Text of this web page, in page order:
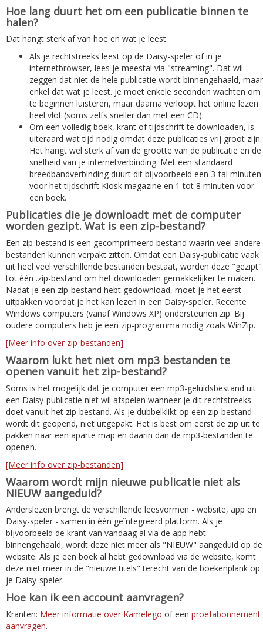
Hoe lang duurt het om een publicatie binnen te
halen?
Dat hangt sterk af van hoe en wat je leest:
Als je rechtstreeks leest op de Daisy-speler of in je
internetbrowser, lees je meestal via "streaming". Dat wil
zeggen dat niet de hele publicatie wordt binnengehaald, maar
enkel dat wat je leest. Je moet enkele seconden wachten om
te beginnen luisteren, maar daarna verloopt het online lezen
heel vlot (soms zelfs sneller dan met een CD).
Om een volledig boek, krant of tijdschrift te downloaden, is
uiteraard wat tijd nodig omdat deze publicaties vrij groot zijn.
Het hangt wel sterk af van de grootte van de publicatie en de
snelheid van je internetverbinding. Met een standaard
breedbandverbinding duurt dit bijvoorbeeld een 3-tal minuten
voor het tijdschrift Kiosk magazine en 1 tot 8 minuten voor
een boek.
Publicaties die je downloadt met de computer
worden gezipt. Wat is een zip-bestand?
Een zip-bestand is een gecomprimeerd bestand waarin veel andere
bestanden kunnen verpakt zitten. Omdat een Daisy-publicatie vaak
uit heel veel verschillende bestanden bestaat, worden deze "gezipt"
tot één .zip-bestand om het downloaden gemakkelijker te maken.
Nadat je een zip-bestand hebt gedownload, moet je het eerst
uitpakken voordat je het kan lezen in een Daisy-speler. Recente
Windows computers (vanaf Windows XP) ondersteunen zip. Bij
oudere computers heb je een zip-programma nodig zoals WinZip.
[Meer info over zip-bestanden]
Waarom lukt het niet om mp3 bestanden te
openen vanuit het zip-bestand?
Soms is het mogelijk dat je computer een mp3-geluidsbestand uit
een Daisy-publicatie niet wil afspelen wanneer je dit rechtstreeks
doet vanuit het zip-bestand. Als je dubbelklikt op een zip-bestand
wordt dit geopend, niet uitgepakt. Het is best om eerst de zip uit te
pakken naar een aparte map en daarin dan de mp3-bestanden te
openen.
[Meer info over zip-bestanden]
Waarom wordt mijn nieuwe publicatie niet als
NIEUW aangeduid?
Anderslezen brengt de verschillende leesvormen - website, app en
Daisy-speler - samen in één geïntegreerd platform. Als je
bijvoorbeeld de krant van vandaag al via de app hebt
binnengehaald, wordt deze niet meer als "NIEUW" aangeduid op de
website. Als je een boek al hebt gedownload via de website, komt
deze niet meer in de "nieuwe titels" terecht van de boekenplank op
je Daisy-speler.
Hoe kan ik een account aanvragen?
Kranten: Meer informatie over Kamelego of een proefabonnement
aanvragen.